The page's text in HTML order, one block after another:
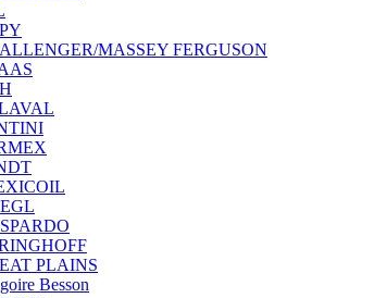
MASSEY FERGUSON
PLAINS
Besson